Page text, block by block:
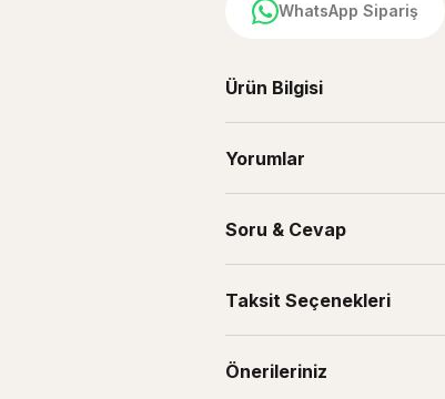
WhatsApp Sipariş
Ürün Bilgisi
Yorumlar
Soru & Cevap
Taksit Seçenekleri
Önerileriniz